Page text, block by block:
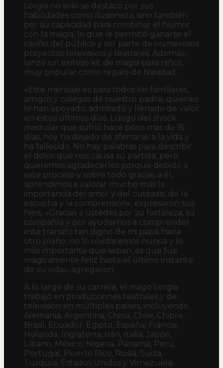
Lorgia no solo se destacó por sus
habilidades como ilusionista, sino también
por su capacidad para combinar el humor
con la magia, lo que le permitió ganarse el
cariño del público y ser parte de numerosos
proyectos televisivos y teatrales. Además,
lanzó un exitoso kit de magia para niños,
muy popular como regalo de Navidad.
«Este mensaje es para todos los familiares,
amigos y colegas de nuestro padre, quienes
lo han apoyado, admirado y llenado de valor
en estos últimos días. Luego del shock
medular que sufrió hace poco más de 15
días, hoy ha dejado de aferrarse a la vida y
ha fallecido. No hay palabras para describir
el dolor que nos causa su partida, pero
queremos agradecerles porque debido a
este proceso y sobre todo gracias a él,
aprendimos a valorar mucho más la
importancia del amor y del cuidado, de la
escucha y la comprensión», expresaron sus
hijos. «Gracias a ustedes por su fortaleza, su
compañía y por ayudarnos a comprender
este tránsito tan digno de mi papá hacia
otro plano, no lo olvidaremos nunca y lo
más importante que sepan, es que fue
mágicamente feliz hasta el último instante
de su vida», agregaron.
A lo largo de su carrera, el mago Lorgia
trabajó en producciones teatrales y de
televisión en múltiples países, incluyendo
Alemania, Argentina, China, Chile, Chipre,
Brasil, Ecuador, Egipto, España, Francia,
Holanda, Inglaterra, Irán, Italia, Japón,
Líbano, México, Nigeria, Panamá, Perú,
Portugal, Puerto Rico, Rusia, Suiza,
Turquía, Estados Unidos y Venezuela.